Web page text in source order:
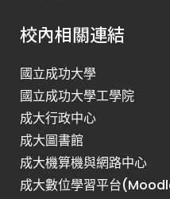
校內相關連結
國立成功大學
國立成功大學工學院
成大行政中心
成大圖書館
成大機算機與網路中心
成大數位學習平台